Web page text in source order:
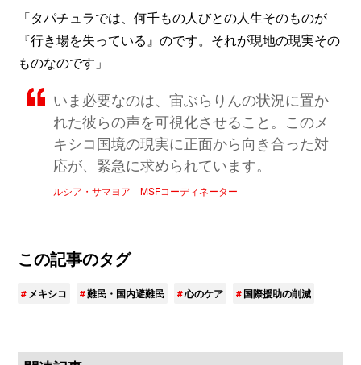
「タパチュラでは、何千もの人びとの人生そのものが
『行き場を失っている』のです。それが現地の現実その
ものなのです」
いま必要なのは、宙ぶらりんの状況に置か
れた彼らの声を可視化させること。このメ
キシコ国境の現実に正面から向き合った対
応が、緊急に求められています。
ルシア・サマヨア MSFコーディネーター
この記事のタグ
メキシコ 難民・国内避難民 心のケア 国際援助の削減